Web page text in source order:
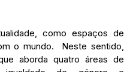
como espaços de
o mundo.  Neste sentido,
aborda quatro áreas de